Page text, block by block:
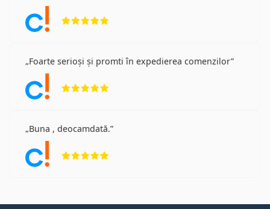
Foarte serioși și promti în expedierea comenzilor
Buna , deocamdată.